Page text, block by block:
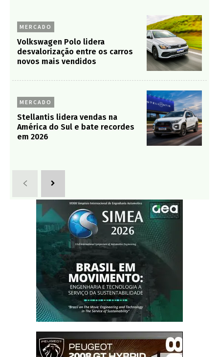
MERCADO
Volkswagen Polo lidera
desvalorização entre os carros
novos mais vendidos
MERCADO
Stellantis lidera vendas na
América do Sul e bate recordes
em 2026